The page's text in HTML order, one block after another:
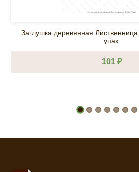
Заглушка деревянная
упак.
101 ₽